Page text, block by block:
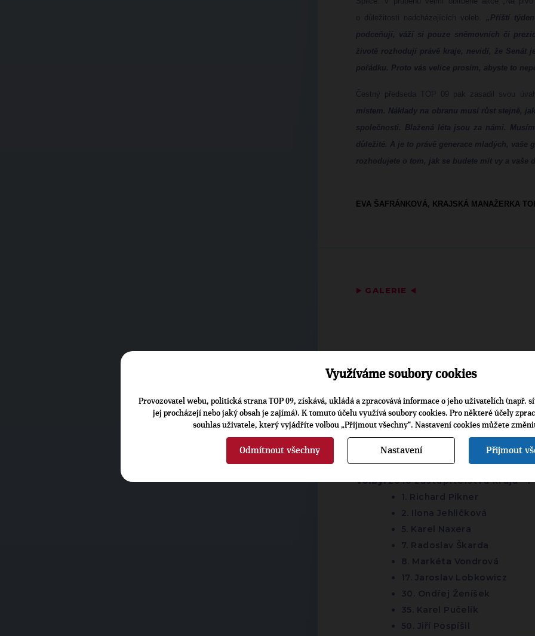
o důležitosti nadcházejících voleb. „Příští
podceňují, váží si pouze sněmovních či
životě rozhodují právě kraje, nevidí, že Senát
pořádku. Proto vás velice prosím, abyste to
Čestný předseda TOP 09 pak zasadil svou
místem. Náklady na obranu musí růst stejně,
společnosti. Blažená léta jsou za námi.
důležité. A je to právě generace mladých, vaše
rozhodujete o tom, jak se budete mít vy a vaše
EVA ŠAFRÁNKOVÁ, KRAJSKÁ MANAŽERKA
▶ GALERIE ◀
ŠTÍTKY◀
Volby:2016 zastupitelstva krajů-
1. Richard Pikner
2. Ilona Jehličková
5. Karel Naxera
7. Radoslav Škarda
8. Markéta Vondrová
17. Jaroslav Lobkowicz
30. Ondřej Ženíšek
35. Karel Pučelík
50. Jiří Pospíšil
Využíváme soubory cookies
Provozovatel webu, politická strana TOP 09, získává, ukládá a zpracovává informace o jeho uživatelích
jej procházejí nebo jaký obsah je zajímá). K tomuto účelu využívá soubory cookies. Pro některé účely
souhlas uživatele, který vyjádříte volbou „Přijmout všechny“. Nastavení cookies můžete
Odmítnout všechny Nastavení Přijmout